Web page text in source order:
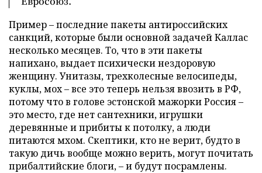
Пример – последние пакеты антироссийских
санкций, которые были основной задачей Каллас
несколько месяцев. То, что в эти пакеты
напихано, выдает психически нездоровую
женщину. Унитазы, трехколесные велосипеды,
куклы, мох – все это теперь нельзя ввозить в РФ,
потому что в голове эстонской мажорки Россия –
это место, где нет сантехники, игрушки
деревянные и прибиты к потолку, а люди
питаются мхом. Скептики, кто не верит, будто в
такую дичь вообще можно верить, могут почитать
прибалтийские блоги, – и будут посрамлены.